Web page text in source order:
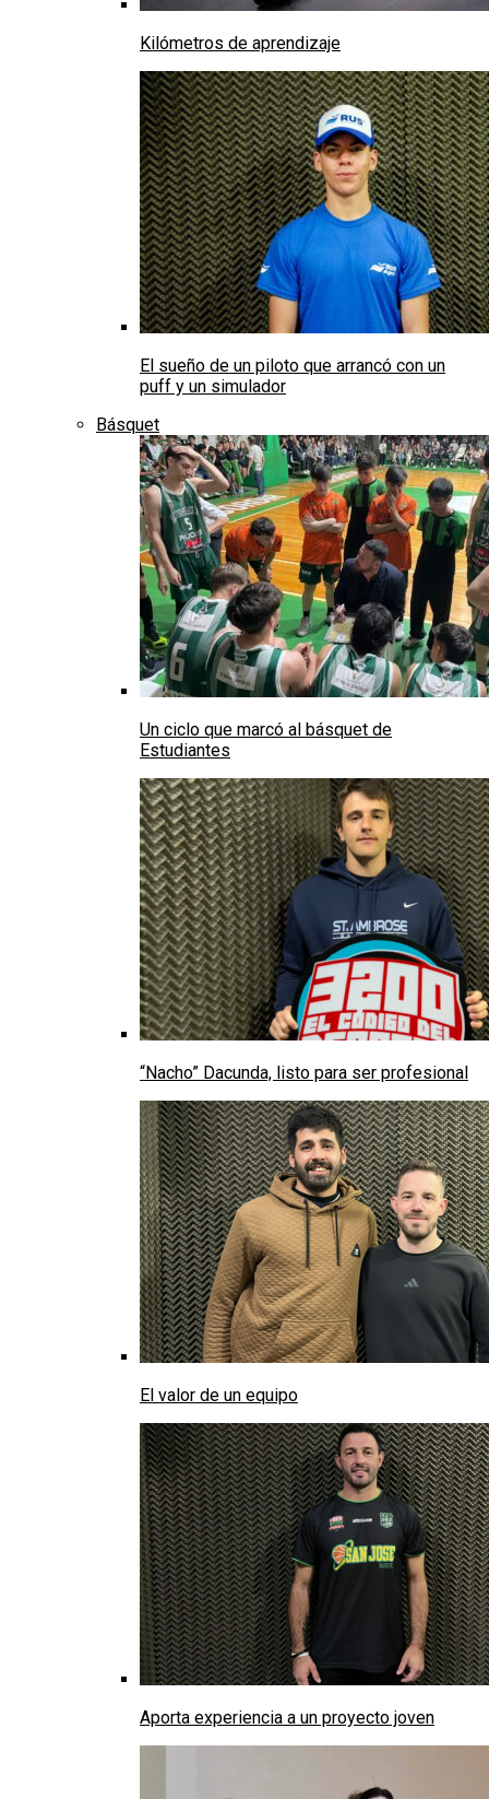
Kilómetros de aprendizaje
El sueño de un piloto que arrancó con un
puff y un simulador
Básquet
Un ciclo que marcó al básquet de
Estudiantes
“Nacho” Dacunda, listo para ser profesional
El valor de un equipo
Aporta experiencia a un proyecto joven